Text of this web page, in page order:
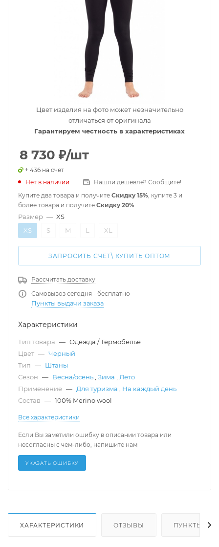
Цвет изделия на фото может незначительно
отличаться от оригинала
Гарантируем честность в характеристиках
8 730 ₽/шт
+ 436 на счет
Нет в наличии
Нашли дешевле? Сообщите!
Купите два товара и получите Скидку 15%, купите 3 и
более товара и получите Скидку 20%.
Размер — XS
XS
S M L XL
ЗАПРОСИТЬ СЧЁТ\ КУПИТЬ ОПТОМ
Рассчитать доставку
Самовывоз сегодня - бесплатно
Пункты выдачи заказа
Характеристики
Тип товара — Одежда / Термобелье
Цвет — Черный
Тип — Штаны
Сезон — Весна/осень Зима
Лето
Применение — Для туризма
На каждый день
Состав — 100% Merino wool
Все характеристики
Если Вы заметили ошибку в описании товара или
несогласны с чем-либо, напишите нам
УКАЗАТЬ ОШИБКУ
ХАРАКТЕРИСТИКИ ОТЗЫВЫ ПУНКТЫ